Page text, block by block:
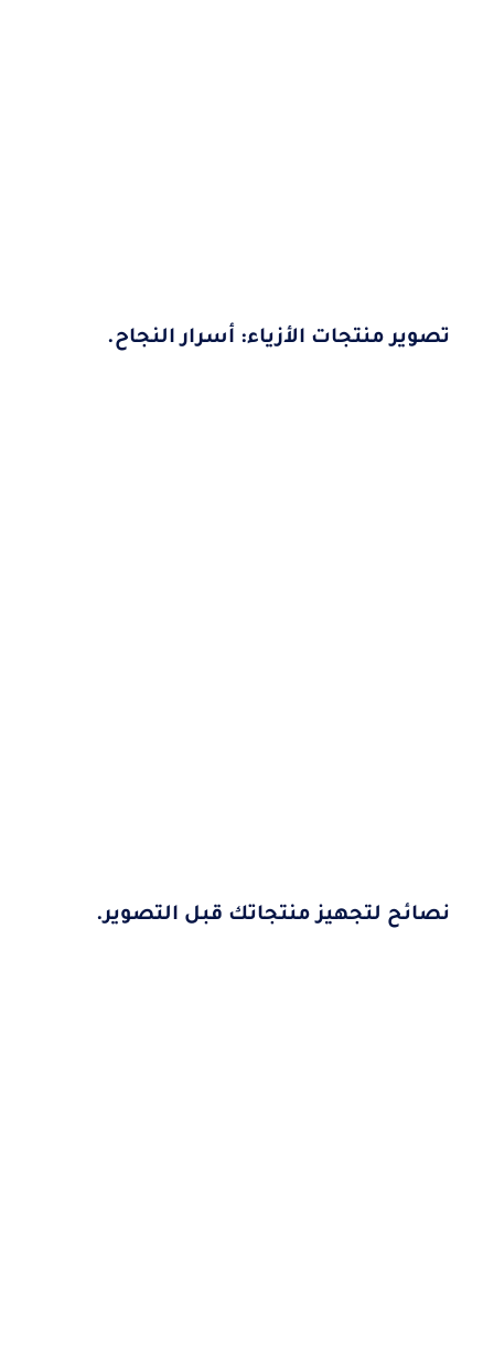
تصوير منتجات الأزياء: أسرار النجاح.
نصائح لتجهيز منتجاتك قبل التصوير.